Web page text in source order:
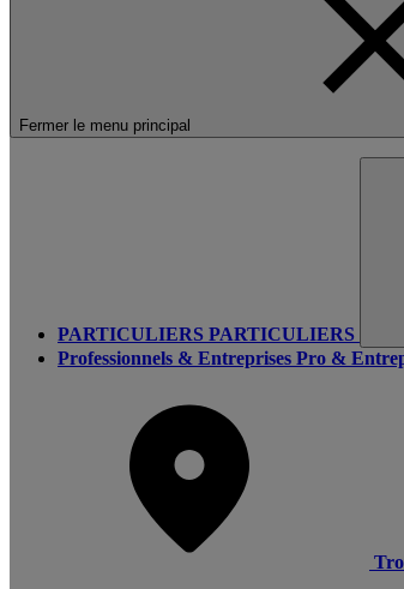
Fermer le menu principal
PARTICULIERS PARTICULIERS
Professionnels & Entreprises Pro &